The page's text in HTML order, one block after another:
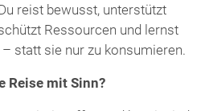
reist bewusst, unterstützt
Ressourcen und lernst
statt sie nur zu konsumieren.
Reise mit Sinn?